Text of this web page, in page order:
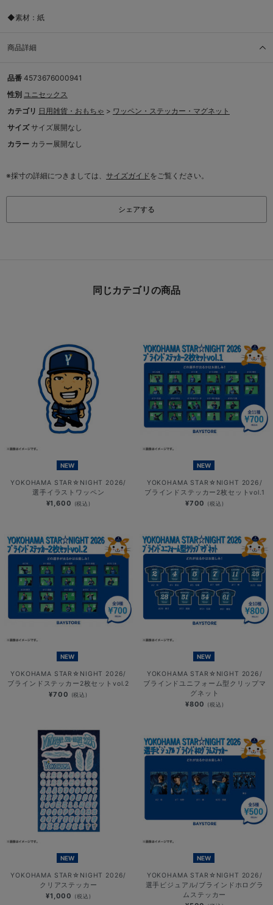
◆素材：紙
商品詳細
品番 4573676000941
性別 ユニセックス
カテゴリ 日用雑貨・おもちゃ > ワッペン・ステッカー・マグネット
サイズ サイズ展開なし
カラー カラー展開なし
※採寸の詳細につきましては、 サイズガイドをご覧ください。
シェアする
同じカテゴリの商品
NEW
YOKOHAMA STAR☆NIGHT 2026/
選手イラストワッペン
¥1,600 (税込)
NEW
YOKOHAMA STAR☆NIGHT 2026/
ブラインドステッカー2枚セットvol.1
¥700 (税込)
NEW
YOKOHAMA STAR☆NIGHT 2026/
ブラインドステッカー2枚セットvol.2
¥700 (税込)
NEW
YOKOHAMA STAR☆NIGHT 2026/
ブラインドユニフォーム型クリップマ
グネット
¥800 (税込)
NEW
YOKOHAMA STAR☆NIGHT 2026/
クリアステッカー
¥1,000 (税込)
NEW
YOKOHAMA STAR☆NIGHT 2026/
選手ビジュアル/ブラインドホログラ
ムステッカー